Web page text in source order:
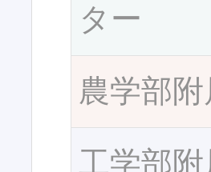
ター
農学部
工学部